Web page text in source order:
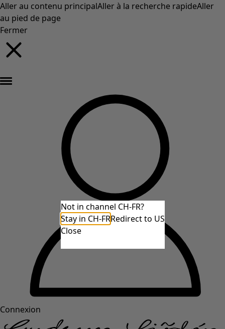
Aller au contenu principalAller à la recherche rapideAller
au pied de page
Fermer
Connexion
Not in channel CH-FR?
Stay in CH-FRRedirect to US
Close